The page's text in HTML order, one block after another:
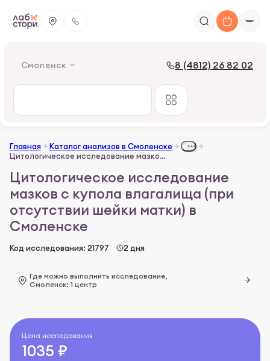
Смоленск 8 (4812) 26 82 02
Главная
Каталог анализов в Смоленске
Цитологическое исследование мазков c купола влагалища (при отсутствии шейки матки)
Цитологическое исследование
мазков c купола влагалища (при
отсутствии шейки матки) в
Смоленске
Код исследования: 21797 2 дня
Где можно выполнить исследование,
Смоленск: 1 центр
Цена исследования
1035 ₽